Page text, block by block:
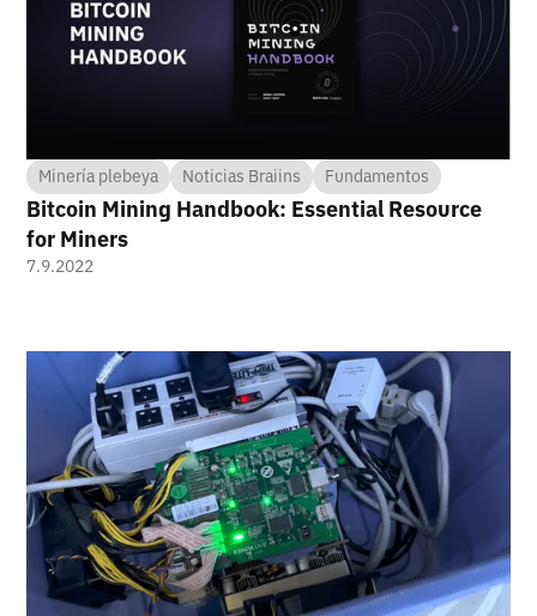
Minería plebeya Noticias Braiins Fundamentos
Bitcoin Mining Handbook: Essential Resource
for Miners
7.9.2022